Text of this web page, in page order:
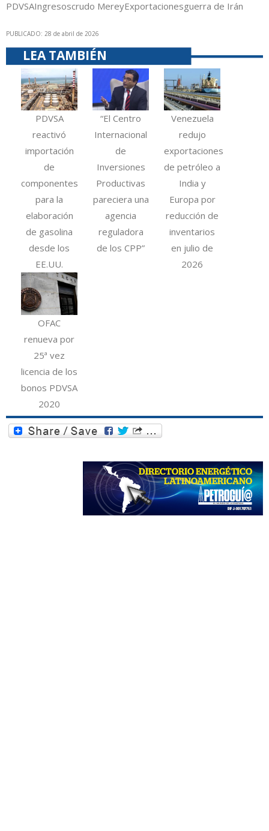
PDVSAIngresoscrudo MereyExportacionesguerra de Irán
PUBLICADO: 28 de abril de 2026
LEA TAMBIÉN
PDVSA
reactivó
importación
de
componentes
para la
elaboración
de gasolina
desde los
EE.UU.
“El Centro
Internacional
de
Inversiones
Productivas
pareciera una
agencia
reguladora
de los CPP”
Venezuela
redujo
exportaciones
de petróleo a
India y
Europa por
reducción de
inventarios
en julio de
2026
OFAC
renueva por
25ª vez
licencia de los
bonos PDVSA
2020